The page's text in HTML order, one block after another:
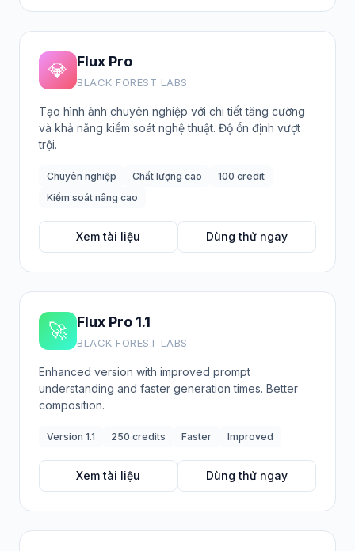
💎 Flux Pro
BLACK FOREST LABS
Tạo hình ảnh chuyên nghiệp với chi tiết tăng cường
và khả năng kiểm soát nghệ thuật. Độ ổn định vượt
trội.
Chuyên nghiệp Chất lượng cao
100 credit
Kiểm soát nâng cao
Xem tài liệu Dùng thử ngay
🚀 Flux Pro 1.1
BLACK FOREST LABS
Enhanced version with improved prompt
understanding and faster generation times. Better
composition.
Version 1.1 250 credits Faster Improved
Xem tài liệu Dùng thử ngay